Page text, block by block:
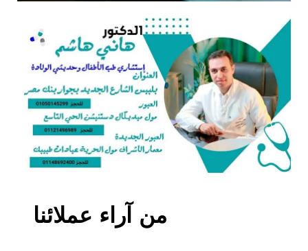
من آراء عملائنا